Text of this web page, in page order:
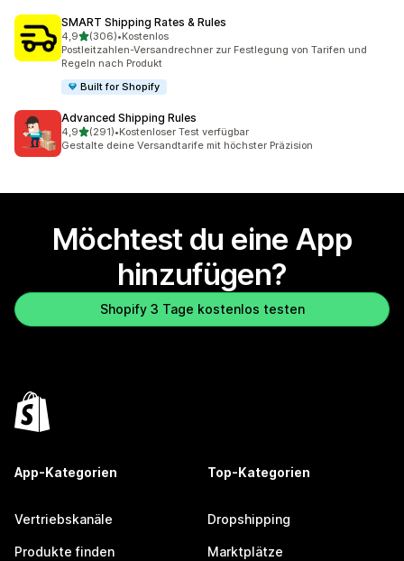
SMART Shipping Rates & Rules
4,9von 5 Sternen
(306)
306 Rezensionen insgesamt
•Kostenlos
Postleitzahlen-Versandrechner zur Festlegung von Tarifen und
Regeln nach Produkt
Built for Shopify
Advanced Shipping Rules
4,9von 5 Sternen
(291)
291 Rezensionen insgesamt
•Kostenloser Test verfügbar
Gestalte deine Versandtarife mit höchster Präzision
Möchtest du eine App
hinzufügen?
Shopify 3 Tage kostenlos testen
App-Kategorien
Vertriebskanäle
Produkte finden
Top-Kategorien
Dropshipping
Marktplätze